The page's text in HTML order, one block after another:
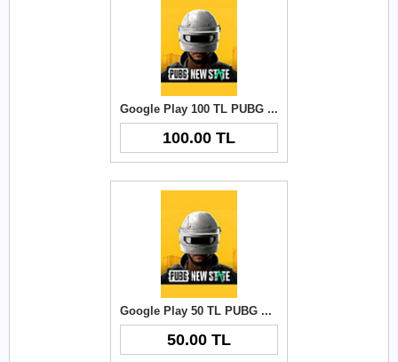
Google Play 100 TL PUBG New State NC
100.00 TL
Google Play 50 TL PUBG New State NC
50.00 TL